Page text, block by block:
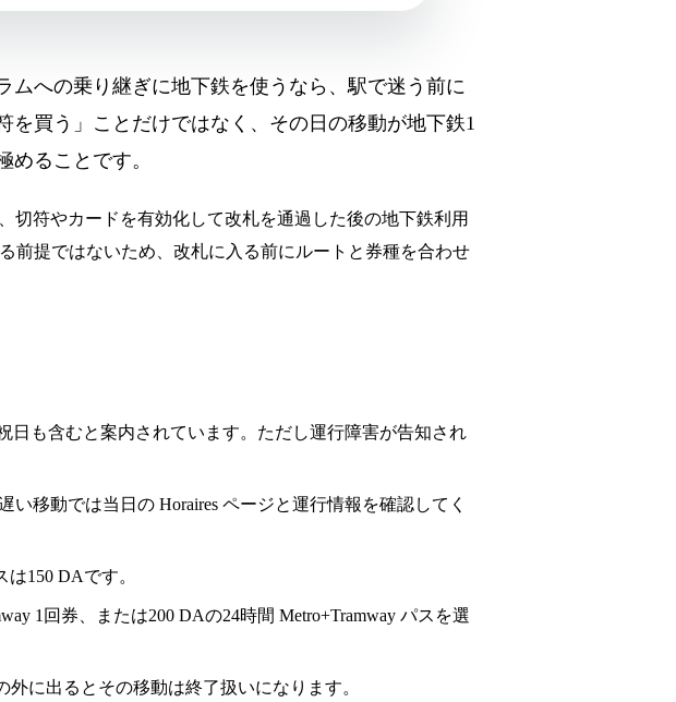
への乗り継ぎに地下鉄を使うなら、駅で迷う前に
買う」ことだけではなく、その日の移動が地下鉄1
ることです。
切符やカードを有効化して改札を通過した後の地下鉄利用
前提ではないため、改札に入る前にルートと券種を合わせ
日も含むと案内されています。ただし運行障害が告知され
移動では当日の Horaires ページと運行情報を確認してく
150 DAです。
1回券、または200 DAの24時間 Metro+Tramway パスを選
に出るとその移動は終了扱いになります。